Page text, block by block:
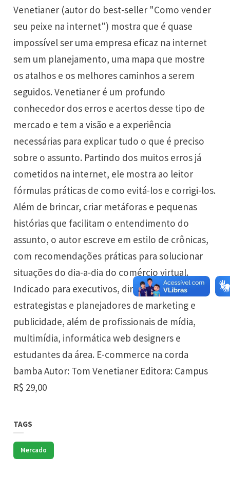
Venetianer (autor do best-seller "Como vender
seu peixe na internet") mostra que é quase
impossível ser uma empresa eficaz na internet
sem um planejamento, uma mapa que mostre
os atalhos e os melhores caminhos a serem
seguidos. Venetianer é um profundo
conhecedor dos erros e acertos desse tipo de
mercado e tem a visão e a experiência
necessárias para explicar tudo o que é preciso
sobre o assunto. Partindo dos muitos erros já
cometidos na internet, ele mostra ao leitor
fórmulas práticas de como evitá-los e corrigi-los.
Além de brincar, criar metáforas e pequenas
histórias que facilitam o entendimento do
assunto, o autor escreve em estilo de crônicas,
com recomendações práticas para solucionar
situações do dia-a-dia do comércio virtual.
Indicado para executivos, dirigentes,
estrategistas e planejadores de marketing e
publicidade, além de profissionais de mídia,
multimídia, informática web designers e
estudantes da área. E-commerce na corda
bamba Autor: Tom Venetianer Editora: Campus
R$ 29,00
TAGS
Mercado